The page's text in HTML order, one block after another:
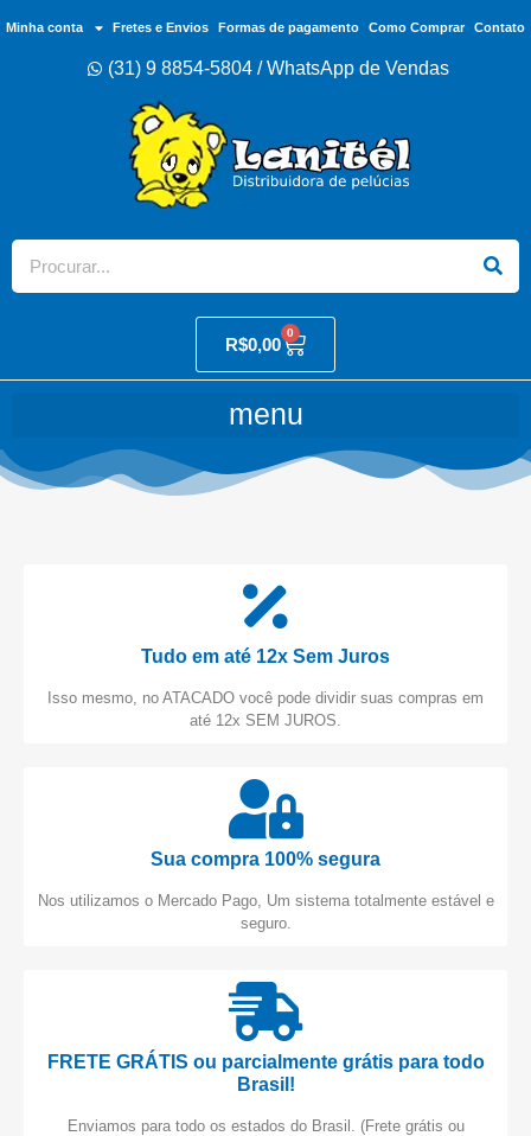
Minha conta Fretes e Envios Formas de pagamento Como Comprar Contato
(31) 9 8854-5804 / WhatsApp de Vendas
R$0,00
0
Tudo em até 12x Sem Juros
Isso mesmo, no ATACADO você pode dividir suas compras em
até 12x SEM JUROS.
Sua compra 100% segura
Nos utilizamos o Mercado Pago, Um sistema totalmente estável e
seguro.
FRETE GRÁTIS ou parcialmente grátis para todo
Brasil!
Enviamos para todo os estados do Brasil. (Frete grátis ou